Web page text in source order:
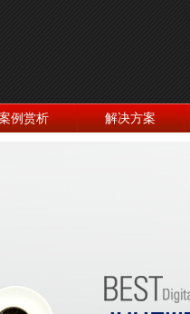
例赏析 解决方案